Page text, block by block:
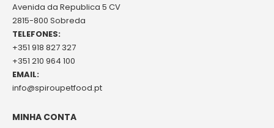
Avenida da Republica 5 CV
2815-800 Sobreda
TELEFONES:
+351 918 827 327
+351 210 964 100
EMAIL:
info@spiroupetfood.pt
MINHA CONTA